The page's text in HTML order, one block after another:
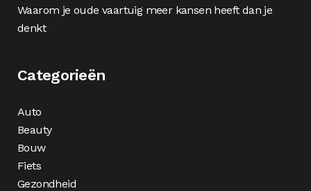
Waarom je oude vaartuig meer kansen heeft dan je
denkt
Categorieën
Auto
Beauty
Bouw
Fiets
Gezondheid